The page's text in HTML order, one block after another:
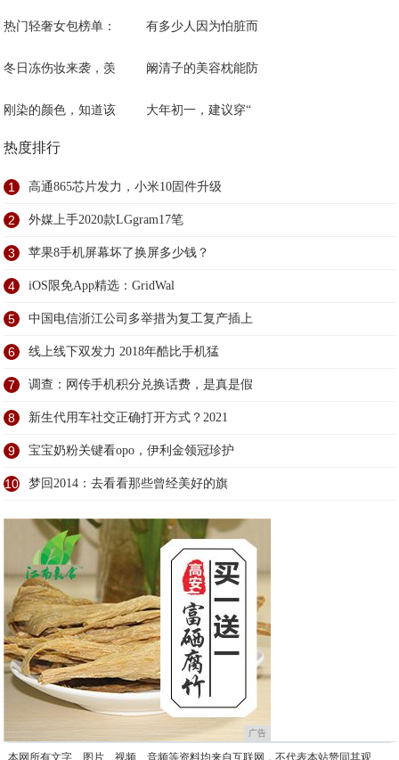
热门轻奢女包榜单： 有多少人因为怕脏而
冬日冻伤妆来袭，羡 阚清子的美容枕能防
刚染的颜色，知道该 大年初一，建议穿“
热度排行
1 高通865芯片发力，小米10固件升级
2 外媒上手2020款LGgram17笔
3 苹果8手机屏幕坏了换屏多少钱？
4 iOS限免App精选：GridWal
5 中国电信浙江公司多举措为复工复产插上
6 线上线下双发力 2018年酷比手机猛
7 调查：网传手机积分兑换话费，是真是假
8 新生代用车社交正确打开方式？2021
9 宝宝奶粉关键看opo，伊利金领冠珍护
10 梦回2014：去看看那些曾经美好的旗
广告
本网所有文字、图片、视频、音频等资料均来自互联网，不代表本站赞同其观